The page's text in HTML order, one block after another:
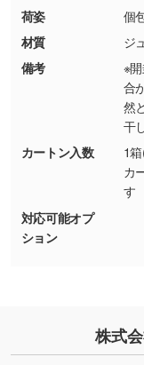
使いたいです
シンプルな背
ター部分の輪
り抜き処理が
・持っている
しの作り方が
印刷したいデ
合、シンプル
能です。→
詳しく見る
荷姿
個
材質
ジ
備考
※
合
然
干
カートン入数
1
カ
す
対応可能オプ
ション
株式